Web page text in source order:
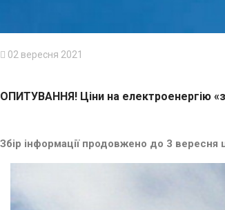
02 вересня 2021
ОПИТУВАННЯ! Ціни на електроенергію
Збір інформації продовжено до 3 вересня